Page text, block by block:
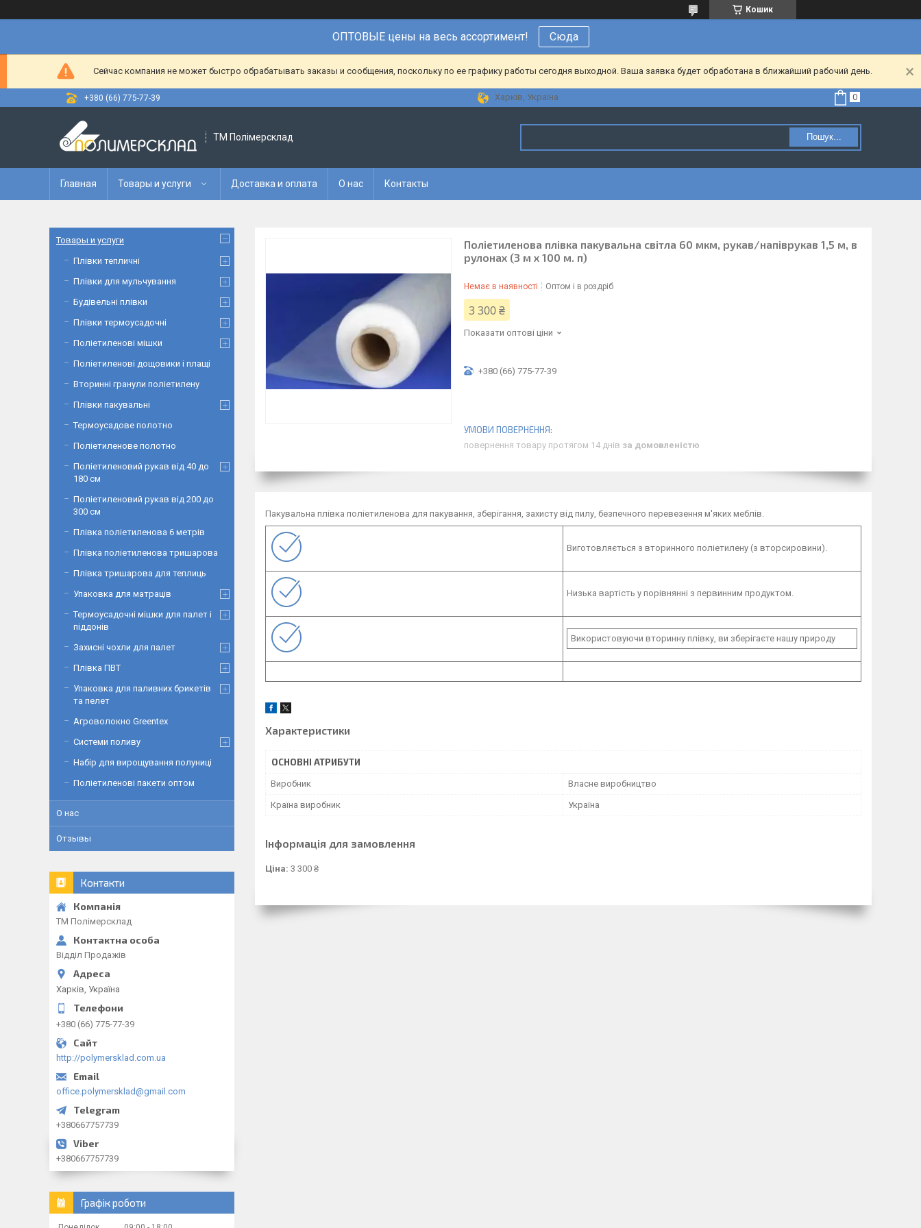
Кошик
ОПТОВЫЕ цены на весь ассортимент! Сюда
Сейчас компания не может быстро обрабатывать заказы и сообщения, поскольку по ее графику работы сегодня выходной. Ваша заявка будет обработана в ближайший рабочий день.
+380 (66) 775-77-39 Харків, Україна
ТМ Полімерсклад Пошук...
Главная Товары и услуги Доставка и оплата О нас Контакты
Поліетиленова плівка пакувальна світла 60 мкм, рукав/напіврукав 1,5 м, в
рулонах (3 м х 100 м. п)
Немає в наявності Оптом і в роздріб
3 300 ₴
Показати оптові ціни
+380 (66) 775-77-39
повернення товару протягом 14 днів за домовленістю
Пакувальна плівка поліетиленова для пакування, зберігання, захисту від пилу, безпечного перевезення м'яких меблів.
Виготовляється з вторинного поліетилену (з вторсировини).
Низька вартість у порівнянні з первинним продуктом.
Використовуючи вторинну плівку, ви зберігаєте нашу природу
Характеристики
ОСНОВНІ АТРИБУТИ
Виробник Власне виробництво
Країна виробник Україна
Інформація для замовлення
Ціна: 3 300 ₴
Товары и услуги
Плівки тепличні
Плівки для мульчування
Будівельні плівки
Плівки термоусадочні
Поліетиленові мішки
Поліетиленові дощовики і плащі
Вторинні гранули поліетилену
Плівки пакувальні
Термоусадове полотно
Поліетиленове полотно
Поліетиленовий рукав від 40 до
180 см
Поліетиленовий рукав від 200 до
300 см
Плівка поліетиленова 6 метрів
Плівка поліетиленова тришарова
Плівка тришарова для теплиць
Упаковка для матраців
Термоусадочні мішки для палет і
піддонів
Захисні чохли для палет
Плівка ПВТ
Упаковка для паливних брикетів
та пелет
Агроволокно Greentex
Системи поливу
Набір для вирощування полуниці
Поліетиленові пакети оптом
О нас
Отзывы
Контакти
ТМ Полімерсклад
Відділ Продажів
Харків, Україна
+380 (66) 775-77-39
http://polymersklad.com.ua
office.polymersklad@gmail.com
+380667757739
+380667757739
Графік роботи